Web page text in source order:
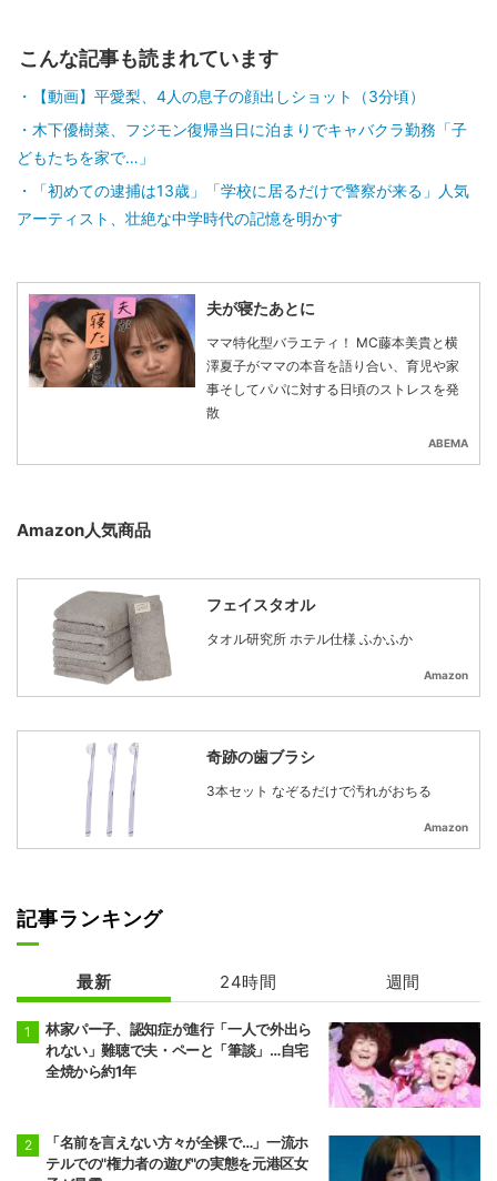
こんな記事も読まれています
【動画】平愛梨、4人の息子の顔出しショット（3分頃）
木下優樹菜、フジモン復帰当日に泊まりでキャバクラ勤務「子
どもたちを家で…」
「初めての逮捕は13歳」「学校に居るだけで警察が来る」人気
アーティスト、壮絶な中学時代の記憶を明かす
夫が寝たあとに
ママ特化型バラエティ！ MC藤本美貴と横
澤夏子がママの本音を語り合い、育児や家
事そしてパパに対する日頃のストレスを発
散
ABEMA
Amazon人気商品
フェイスタオル
タオル研究所 ホテル仕様 ふかふか
Amazon
奇跡の歯ブラシ
3本セット なぞるだけで汚れがおちる
Amazon
記事ランキング
最新 24時間 週間
林家パー子、認知症が進行「一人で外出ら
れない」難聴で夫・ペーと「筆談」…自宅
全焼から約1年
「名前を言えない方々が全裸で…」一流ホ
テルでの"権力者の遊び"の実態を元港区女